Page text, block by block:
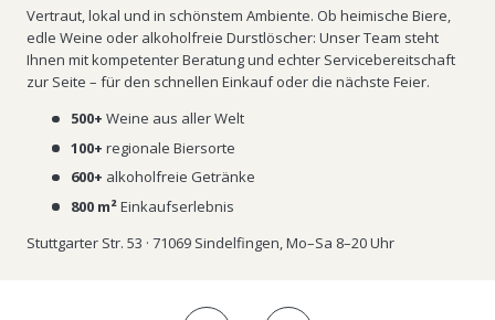
Vertraut, lokal und in schönstem Ambiente. Ob heimische Biere,
edle Weine oder alkoholfreie Durstlöscher: Unser Team steht
Ihnen mit kompetenter Beratung und echter Servicebereitschaft
zur Seite – für den schnellen Einkauf oder die nächste Feier.
500+ Weine aus aller Welt
100+ regionale Biersorte
600+ alkoholfreie Getränke
800 m²Einkaufserlebnis
Stuttgarter Str. 53 · 71069 Sindelfingen, Mo–Sa 8–20 Uhr